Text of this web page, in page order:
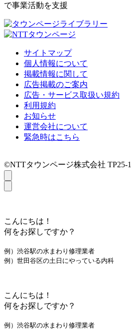
で事業活動を支援
サイトマップ
個人情報について
掲載情報に関して
広告掲載のご案内
広告・サービス取扱い規約
利用規約
お知らせ
運営会社について
緊急時はこちら
©NTTタウンページ株式会社 TP25-
こんにちは！
何をお探しですか？
例）渋谷駅の水まわり修理業者
例）世田谷区の土日にやっている内科
こんにちは！
何をお探しですか？
例）渋谷駅の水まわり修理業者